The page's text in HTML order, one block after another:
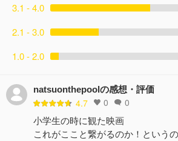
3.1 - 4.0
2.1 - 3.0
1.0 - 2.0
natsuonthepoolの感想・評価
4.7 0 0
小学生の時に観た映画
これがここと繋がるのか！という